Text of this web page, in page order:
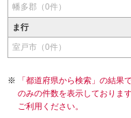
幡多郡（0件）
ま行
室戸市（0件）
「都道府県から検索」の結果
のみの件数を表示しておりま
ご利用ください。